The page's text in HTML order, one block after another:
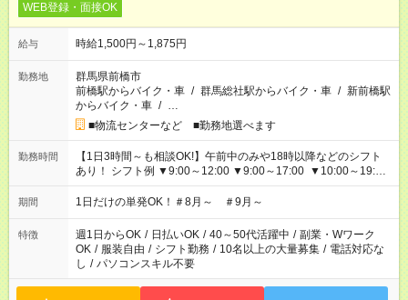
WEB登録・面接OK
給与 時給1,500円～1,875円
勤務地
群馬県前橋市
前橋駅からバイク・車 / 群馬総社駅からバイク・車 / 新前橋駅
からバイク・車 / …
■物流センターなど ■勤務地選べます
勤務時間
【1日3時間～も相談OK!】午前中のみや18時以降などのシフト
あり！ シフト例 ▼9:00～12:00 ▼9:00～17:00 ▼10:00～19:00
▼18:00～21:00
期間 1日だけの単発OK！＃8月～ ＃9月～
特徴 週1日からOK / 日払いOK / 40～50代活躍中 / 副業・Wワーク
OK / 服装自由 / シフト勤務 / 10名以上の大量募集 / 電話対応な
し / パソコンスキル不要